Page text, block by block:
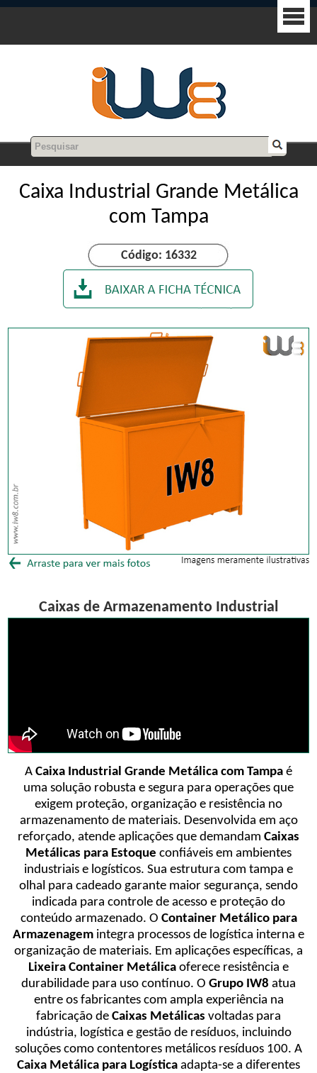
Caixa Industrial Grande Metálica
com Tampa
Código: 16332
Caixas de Armazenamento Industrial
A Caixa Industrial Grande Metálica com Tampa é
uma solução robusta e segura para operações que
exigem proteção, organização e resistência no
armazenamento de materiais. Desenvolvida em aço
reforçado, atende aplicações que demandam Caixas
Metálicas para Estoque confiáveis em ambientes
industriais e logísticos. Sua estrutura com tampa e
olhal para cadeado garante maior segurança, sendo
indicada para controle de acesso e proteção do
conteúdo armazenado. O Container Metálico para
Armazenagem integra processos de logística interna e
organização de materiais. Em aplicações específicas, a
Lixeira Container Metálica oferece resistência e
durabilidade para uso contínuo. O Grupo IW8 atua
entre os fabricantes com ampla experiência na
fabricação de Caixas Metálicas voltadas para
indústria, logística e gestão de resíduos, incluindo
soluções como contentores metálicos resíduos 100. A
Caixa Metálica para Logística adapta-se a diferentes